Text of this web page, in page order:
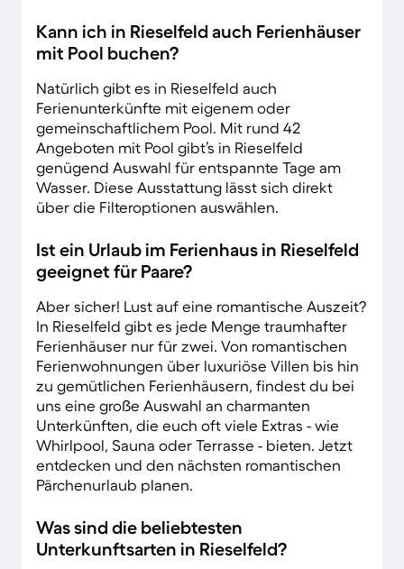
Kann ich in Rieselfeld auch Ferienhäuser
mit Pool buchen?
Natürlich gibt es in Rieselfeld auch
Ferienunterkünfte mit eigenem oder
gemeinschaftlichem Pool. Mit rund 42
Angeboten mit Pool gibt’s in Rieselfeld
genügend Auswahl für entspannte Tage am
Wasser. Diese Ausstattung lässt sich direkt
über die Filteroptionen auswählen.
Ist ein Urlaub im Ferienhaus in Rieselfeld
geeignet für Paare?
Aber sicher! Lust auf eine romantische Auszeit?
In Rieselfeld gibt es jede Menge traumhafter
Ferienhäuser nur für zwei. Von romantischen
Ferienwohnungen über luxuriöse Villen bis hin
zu gemütlichen Ferienhäusern, findest du bei
uns eine große Auswahl an charmanten
Unterkünften, die euch oft viele Extras - wie
Whirlpool, Sauna oder Terrasse - bieten. Jetzt
entdecken und den nächsten romantischen
Pärchenurlaub planen.
Was sind die beliebtesten
Unterkunftsarten in Rieselfeld?